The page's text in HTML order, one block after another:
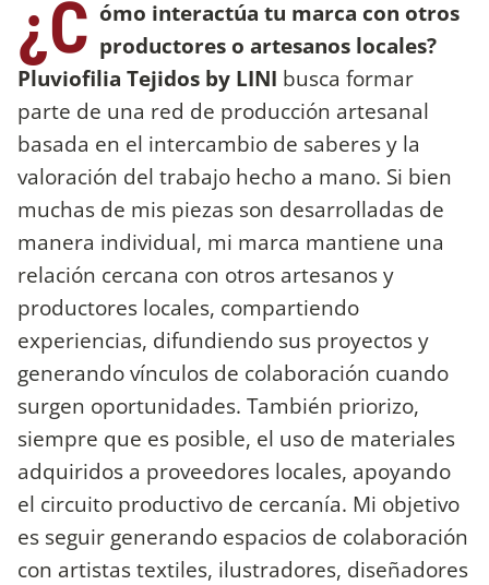
¿C ómo interactúa tu marca con otros
productores o artesanos locales?
Pluviofilia Tejidos by LINI busca formar
parte de una red de producción artesanal
basada en el intercambio de saberes y la
valoración del trabajo hecho a mano. Si bien
muchas de mis piezas son desarrolladas de
manera individual, mi marca mantiene una
relación cercana con otros artesanos y
productores locales, compartiendo
experiencias, difundiendo sus proyectos y
generando vínculos de colaboración cuando
surgen oportunidades. También priorizo,
siempre que es posible, el uso de materiales
adquiridos a proveedores locales, apoyando
el circuito productivo de cercanía. Mi objetivo
es seguir generando espacios de colaboración
con artistas textiles, ilustradores, diseñadores